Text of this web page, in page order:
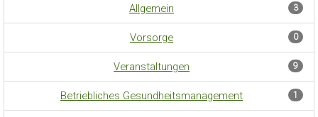
3
Allgemein
0
Vorsorge
9
Veranstaltungen
1
Betriebliches Gesundheitsmanagement